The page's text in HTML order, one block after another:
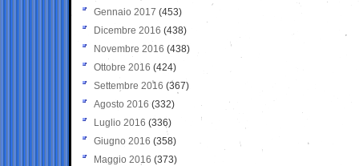
Gennaio 2017 (453)
Dicembre 2016 (438)
Novembre 2016 (438)
Ottobre 2016 (424)
Settembre 2016 (367)
Agosto 2016 (332)
Luglio 2016 (336)
Giugno 2016 (358)
Maggio 2016 (373)